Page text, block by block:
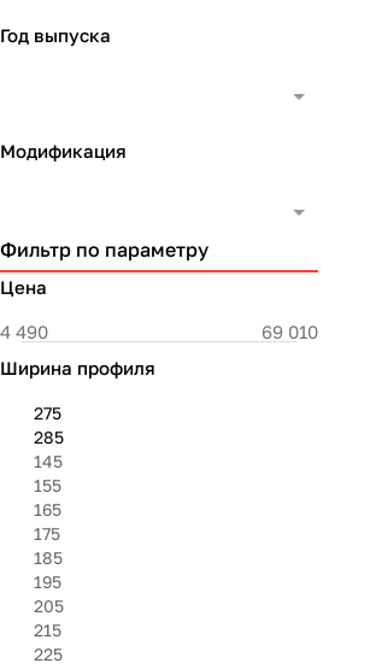
Год выпуска
Модификация
Фильтр по параметру
Цена
Ширина профиля
275
285
145
155
165
175
185
195
205
215
225